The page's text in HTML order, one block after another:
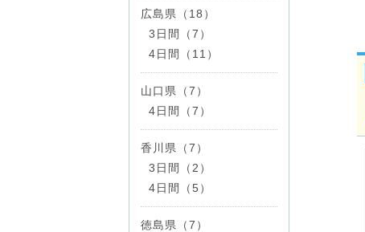
広島県（18）
3日間（7）
4日間（11）
山口県（7）
4日間（7）
香川県（7）
3日間（2）
4日間（5）
徳島県（7）